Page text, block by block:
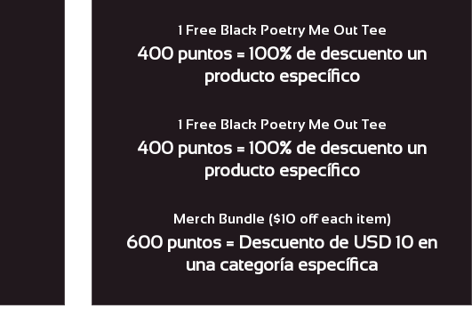
1 Free Black Poetry Me Out Tee
400 puntos = 100% de descuento un
producto específico
1 Free Black Poetry Me Out Tee
400 puntos = 100% de descuento un
producto específico
Merch Bundle ($10 off each item)
600 puntos = Descuento de USD 10 en
una categoría específica